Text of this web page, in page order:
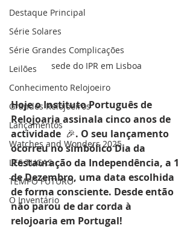
Destaque Principal
Série Solares
Série Grandes Complicações
Leilões
Conhecimento Relojoeiro
Grandes Relojoeiros
Lançamentos
Watches and Wonders 2025
LES TUGAS
TEMPO FUTURO
O Inventário
sede do IPR em Lisboa
Hoje o Instituto Português de
Relojoaria assinala cinco anos de
actividade 🎉. O seu lançamento
ocorreu no simbólico Dia da
Restauração da Independência, a 1
de Dezembro, uma data escolhida
de forma consciente. Desde então
não parou de dar corda à
relojoaria em Portugal!